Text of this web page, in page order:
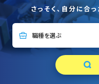
さっそく、自分に合